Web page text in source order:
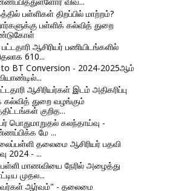
பள்ளிகள் திறப்பில் மாற்றம்?
பள்ளிக் கல்வித் துறை
ஆசிரியர் பணியிடங்களில்
610...
to BT Conversion - 2024-2025ஆம்
ஆசிரியர்கள் இடம் அதிகரிப்பு
கல்வித் துறை வழங்கும்
குறித...
பொதுமாறுதல் கலந்தாய்வு -
மே ...
தலைமை ஆசிரியர் பதவி
2024 - ...
பள்ளி மாணவியை நேரில் அழைத்து
முதல...
ஆர்வம்" - தலைமை